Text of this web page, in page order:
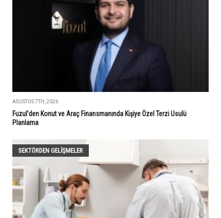
AĞUSTOS 7TH, 2026
Fuzul’den Konut ve Araç Finansmanında Kişiye Özel Terzi Usulü
Planlama
SEKTÖRDEN GELIŞMELER